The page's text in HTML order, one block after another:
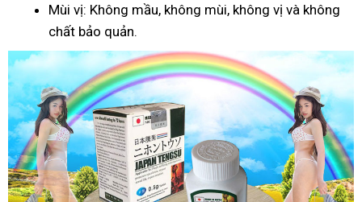
Mùi vị: Không mầu, không mùi, không vị và không
chất bảo quản.